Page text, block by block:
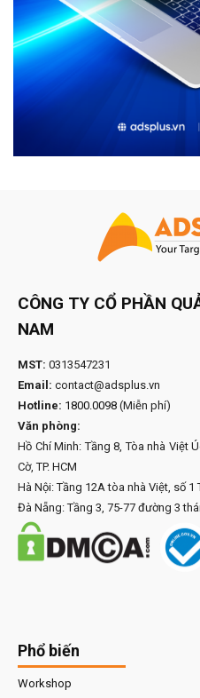
CÔNG TY CỔ PHẦN
NAM
MST: 0313547231
Email: contact@adsplus.vn
Hotline: 1800.0098 (Miễn phí)
Văn phòng:
Hồ Chí Minh: Tầng 8, Tòa nhà Việt
Cờ, TP. HCM
Hà Nội: Tầng 12A tòa nhà Việt, số 1
Đà Nẵng: Tầng 3, 75-77 đường 3
Phổ biến
Workshop